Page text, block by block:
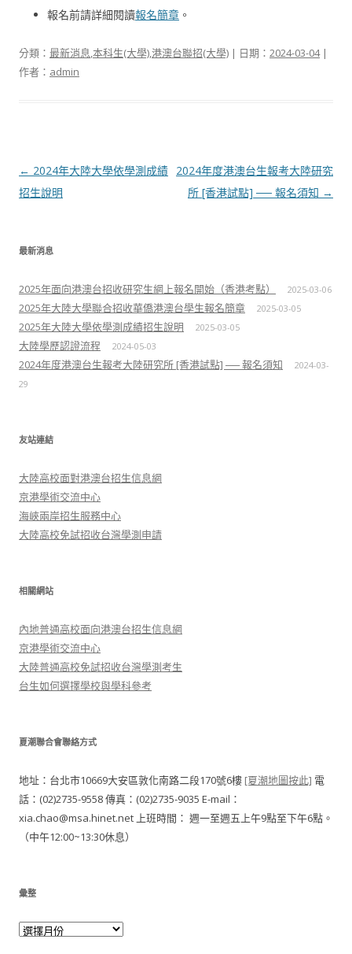
報名前請詳細閱讀報名簡章 。
分類： 最新消息,本科生(大學),港澳台聯招(大學) | 日期： 2024-03-04|
作者： admin
文章導航列
← 2024年大陸大學依學測成績
招生說明
2024年度港澳台生報考大陸研究
所 [香港試點] ── 報名須知 →
最新消息
2025年面向港澳台招收研究生網上報名開始（香港考點） 2025-03-06
2025年大陸大學聯合招收華僑港澳台學生報名簡章 2025-03-05
2025年大陸大學依學測成績招生說明 2025-03-05
大陸學歷認證流程 2024-05-03
2024年度港澳台生報考大陸研究所 [香港試點] ── 報名須知
2024-03-
29
友站連結
大陸高校面對港澳台招生信息網
京港學術交流中心
海峽兩岸招生服務中心
大陸高校免試招收台灣學測申請
相關網站
內地普通高校面向港澳台招生信息網
京港學術交流中心
大陸普通高校免試招收台灣學測考生
台生如何選擇學校與學科參考
夏潮聯合會聯絡方式
地址：台北市10669大安區敦化南路二段170號6樓 [夏潮地圖按此] 電
話：(02)2735-9558 傳真：(02)2735-9035 E-mail：
xia.chao@msa.hinet.net 上班時間： 週一至週五上午9點至下午6點。
（中午12:00~13:30休息）
彙整